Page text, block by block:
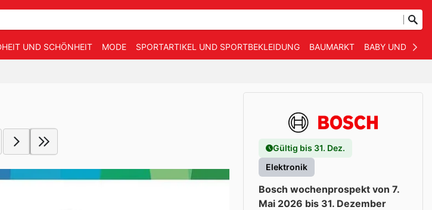
UND SCHÖNHEIT MODE SPORTARTIKEL UND SPORTBEKLEIDUNG BAUMARKT BABY UND KIND
Gültig bis 31. Dez.
Elektronik
Bosch wochenprospekt von 7.
Mai 2026 bis 31. Dezember